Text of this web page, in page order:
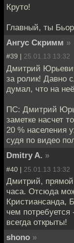
Круто!
Главный, ты
Ангус Скримм »
#39 | 25.01.13 13:32
Дмитрий
за ролик! Давно
думал, что на
ПС: Дмитрий
заметке насчет
20 % населения
судя по видео
Dmitry A. »
#40 | 25.01.13 13:32
Дмитрий,
часа. Отсюда
Кристиансанда,
чем
всегда открыты!
shono »